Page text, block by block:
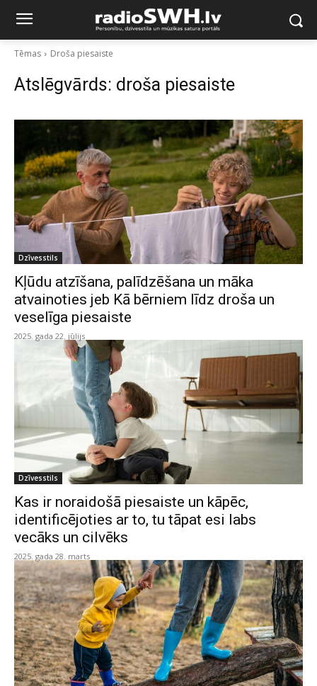
Tēmas Droša piesaiste
Atslēgvārds: droša piesaiste
Dzīvesstils
Kļūdu atzīšana, palīdzēšana un māka
atvainoties jeb Kā bērniem līdz droša un
veselīga piesaiste
2025. gada 22. jūlijs
Dzīvesstils
Kas ir noraidošā piesaiste un kāpēc,
identificējoties ar to, tu tāpat esi labs
vecāks un cilvēks
2025. gada 28. marts